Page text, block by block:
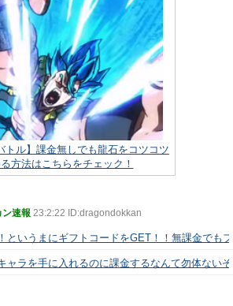
トル】課金無しでも龍石をコツコツ
方法はこちらをチェック！
速報 23:2:22 ID:dragondokkan
というまにギフトコードをGET！！無課金でも
ャラを手に入れるのに課金するなんて勿体ない